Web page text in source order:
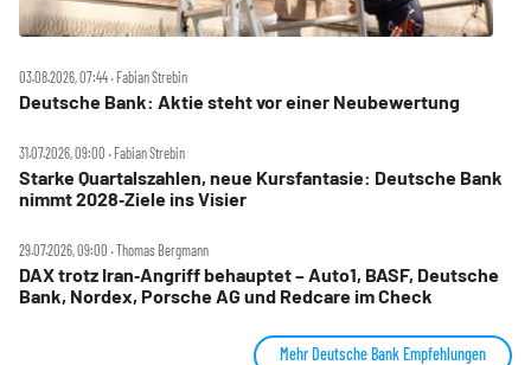
03.08.2026, 07:44 ‧ Fabian Strebin
Deutsche Bank: Aktie steht vor einer Neubewertung
31.07.2026, 09:00 ‧ Fabian Strebin
Starke Quartalszahlen, neue Kursfantasie: Deutsche Bank
nimmt 2028‑Ziele ins Visier
29.07.2026, 09:00 ‧ Thomas Bergmann
DAX trotz Iran‑Angriff behauptet – Auto1, BASF, Deutsche
Bank, Nordex, Porsche AG und Redcare im Check
Mehr Deutsche Bank Empfehlungen